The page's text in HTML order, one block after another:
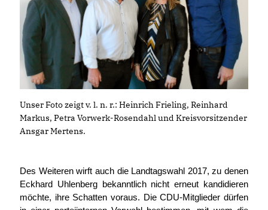
Unser Foto zeigt v. l. n. r.: Heinrich Frieling, Reinhard
Markus, Petra Vorwerk-Rosendahl und Kreisvorsitzender
Ansgar Mertens.
Des Weiteren wirft auch die Landtagswahl 2017, zu denen
Eckhard Uhlenberg bekanntlich nicht erneut kandidieren
möchte, ihre Schatten voraus. Die CDU-Mitglieder dürfen